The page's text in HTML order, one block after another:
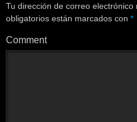
Tu dirección de correo electrónico
obligatorios están marcados con *
Comment